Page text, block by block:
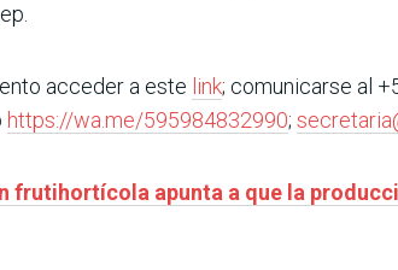
acceder a este link; comunicarse al
https://wa.me/595984832990;
frutihortícola apunta a que la